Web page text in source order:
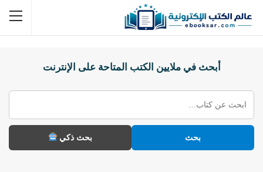
أبحث في ملايين الكتب المتاحة على الإنترنت
بحث بحث ذكي